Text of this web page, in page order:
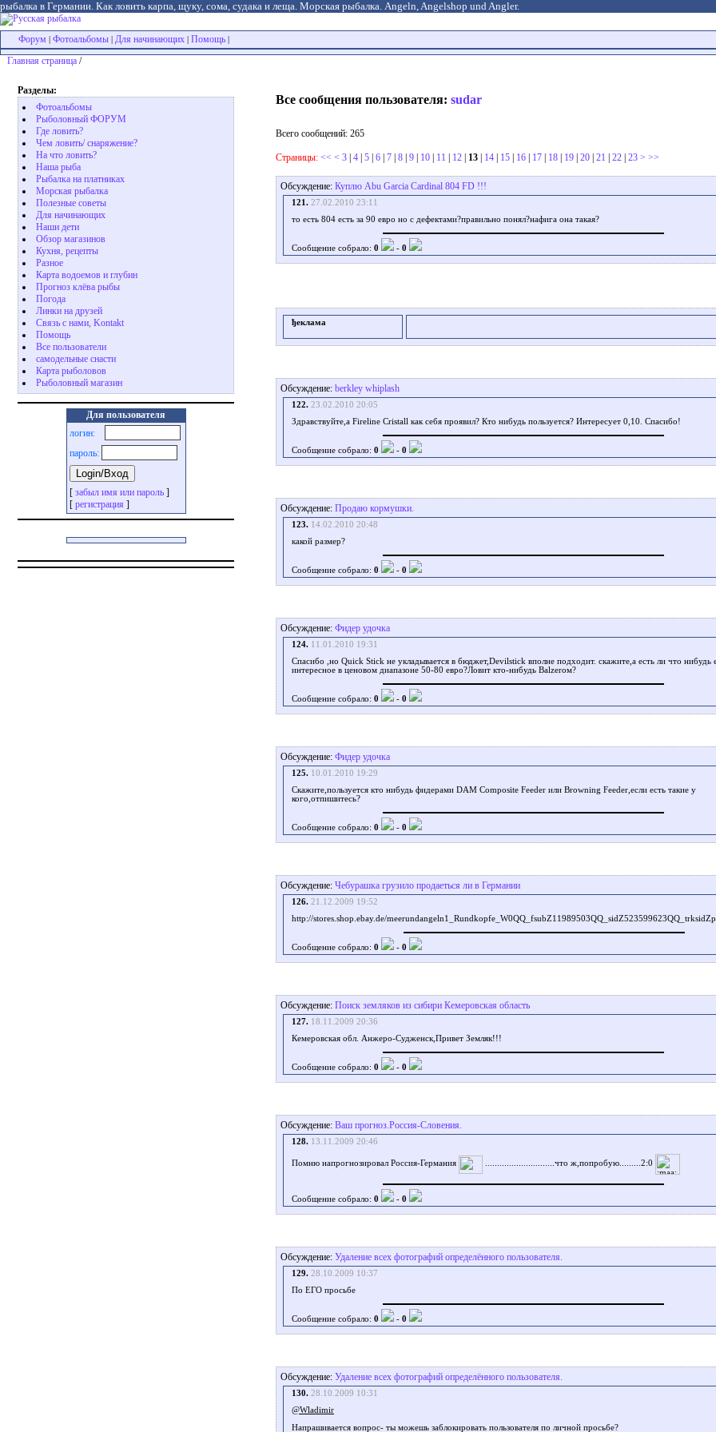
рыбалка в Германии. Как ловить карпа, щуку, сома, судака и леща. Морская рыбалка. Angeln, Angelshop und Angler.
Форум Фотоальбомы Для начинающих Помощь
Главная страница /
Разделы:
Фотоальбомы
Рыболовный ФОРУМ
Где ловить?
Чем ловить/ снаряжение?
На что ловить?
Наша рыба
Рыбалка на платниках
Морская рыбалка
Полезные советы
Для начинающих
Наши дети
Обзор магазинов
Кухня, рецепты
Разное
Карта водоемов и глубин
Прогноз клёва рыбы
Погода
Линки на друзей
Связь с нами, Kontakt
Помощь
Все пользователи
самодельные снасти
Карта рыболовов
Рыболовный магазин
Для пользователя
логин:
пароль:
[ забыл имя или пароль]
[ регистрация ]
Все сообщения пользователя: sudar
Всего сообщений: 265
Страницы: << < 3 | 4 | 5 | 6 | 7 | 8 | 9 | 10 | 11 | 12 | 13 | 14 | 15 | 16 | 17 | 18 | 19 | 20 | 21 | 22 | 23 > >>
Обсуждение: Куплю Abu Garcia Cardinal 804 FD !!!
121. 27.02.2010 23:11
то есть 804 есть за 90 евро но с дефектами?правильно понял?нафига она такая?
Сообщение собрало: 0 - 0
ђеклама
Обсуждение: berkley whiplash
122. 23.02.2010 20:05
Здравствуйте,а Fireline Cristall как себя проявил? Кто нибудь пользуется? Интересует 0,10. Спасибо!
Сообщение собрало: 0 - 0
Обсуждение: Продаю кормушки.
123. 14.02.2010 20:48
какой размер?
Сообщение собрало: 0 - 0
Обсуждение: Фидер удочка
124. 11.01.2010 19:31
Спасибо ,но Quick Stick не укладывается в бюджет,Devilstick вполне подходит. скажите,а есть ли что нибудь
интересное в ценовом диапазоне 50-80 евро?Ловит кто-нибудь Balzerом?
Сообщение собрало: 0 - 0
Обсуждение: Фидер удочка
125. 10.01.2010 19:29
Скажите,пользуется кто нибудь фидерами DAM Composite Feeder или Browning Feeder,если есть такие у
кого,отпишитесь?
Сообщение собрало: 0 - 0
Обсуждение: Чебурашка грузило продаеться ли в Германии
126. 21.12.2009 19:52
http://stores.shop.ebay.de/
Сообщение собрало: 0 - 0
Обсуждение: Поиск земляков из сибири Кемеровская область
127. 18.11.2009 20:36
Кемеровская обл. Анжеро-Судженск,Привет Земляк!!!
Сообщение собрало: 0 - 0
Обсуждение: Ваш прогноз.Россия-Словения.
128. 13.11.2009 20:46
Помню напрогнозировал Россия-Германия .............................что ж,попробую.........2:0
Сообщение собрало: 0 - 0
Обсуждение: Удаление всех фотографий определённого пользователя.
129. 28.10.2009 10:37
По ЕГО просьбе
Сообщение собрало: 0 - 0
Обсуждение: Удаление всех фотографий определённого пользователя.
130. 28.10.2009 10:31
@Wladimir
Напрашивается вопрос- ты можешь заблокировать пользователя по личной просьбе?